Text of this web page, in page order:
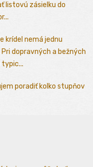
listovú zásielku do
krídel nemá jednu
dopravných a bežných
poradiť kolko stupňov